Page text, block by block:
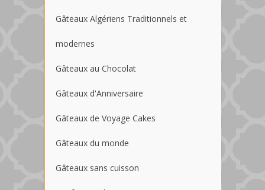
Gâteaux Algériens Traditionnels et
modernes
Gâteaux au Chocolat
Gâteaux d'Anniversaire
Gâteaux de Voyage Cakes
Gâteaux du monde
Gâteaux sans cuisson